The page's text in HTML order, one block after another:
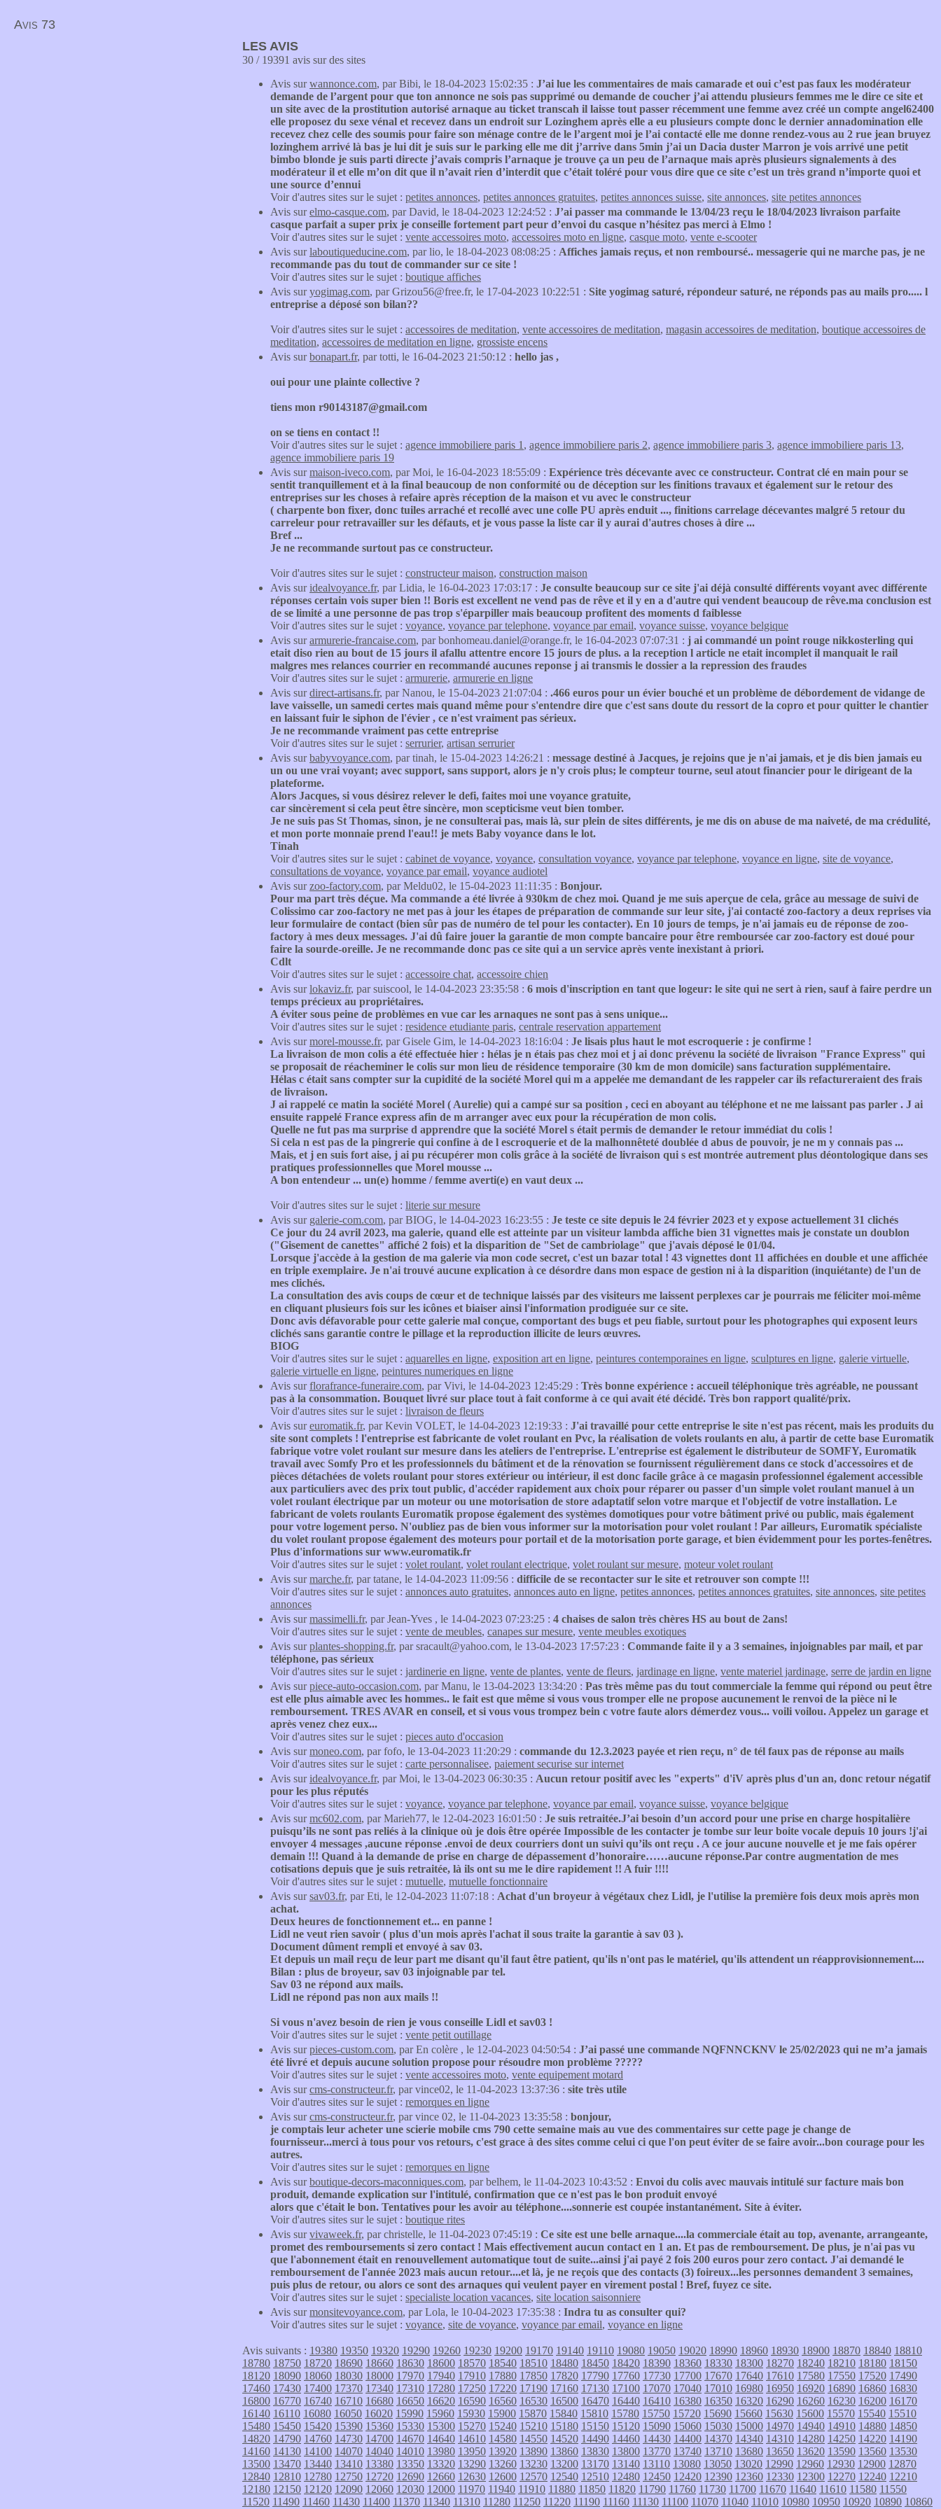
Avis 73
LES AVIS
30 / 19391 avis sur des sites
Avis surwannonce.com, par Bibi, le 18-04-2023 15:02:35 : J’ai lue les commentaires de mais camarade et oui c’est pas faux les modérateur
demande de l’argent pour que ton annonce ne sois pas supprimé ou demande de coucher j’ai attendu plusieurs femmes me le dire ce site et
un site avec de la prostitution autorisé arnaque au ticket transcah il laisse tout passer récemment une femme avez créé un compte angel62400
elle proposez du sexe vénal et recevez dans un endroit sur Lozinghem après elle a eu plusieurs compte donc le dernier annadomination elle
recevez chez celle des soumis pour faire son ménage contre de le l’argent moi je l’ai contacté elle me donne rendez-vous au 2 rue jean bruyez
lozinghem arrivé là bas je lui dit je suis sur le parking elle me dit j’arrive dans 5min j’ai un Dacia duster Marron je vois arrivé une petit
bimbo blonde je suis parti directe j’avais compris l’arnaque je trouve ça un peu de l’arnaque mais après plusieurs signalements à des
modérateur il et elle m’on dit que il n’avait rien d’interdit que c’était toléré pour vous dire que ce site c’est un très grand n’importe quoi et
une source d’ennui
Voir d'autres sites sur le sujet : petites annonces, petites annonces gratuites, petites annonces suisse, site annonces, site petites annonces
Avis surelmo-casque.com, par David, le 18-04-2023 12:24:52 : J’ai passer ma commande le 13/04/23 reçu le 18/04/2023 livraison parfaite
casque parfait a super prix je conseille fortement part peur d’envoi du casque n’hésitez pas merci à Elmo !
Voir d'autres sites sur le sujet : vente accessoires moto, accessoires moto en ligne, casque moto, vente e-scooter
Avis surlaboutiqueducine.com, par lio, le 18-04-2023 08:08:25 : Affiches jamais reçus, et non remboursé.. messagerie qui ne marche pas, je ne
recommande pas du tout de commander sur ce site !
Voir d'autres sites sur le sujet : boutique affiches
Avis suryogimag.com, par Grizou56@free.fr, le 17-04-2023 10:22:51 : Site yogimag saturé, répondeur saturé, ne réponds pas au mails pro..... l
entreprise a déposé son bilan??
Voir d'autres sites sur le sujet : accessoires de meditation, vente accessoires de meditation, magasin accessoires de meditation, boutique accessoires de
meditation, accessoires de meditation en ligne, grossiste encens
Avis surbonapart.fr, par totti, le 16-04-2023 21:50:12 : hello jas ,
oui pour une plainte collective ?
tiens mon r90143187@gmail.com
on se tiens en contact !!
Voir d'autres sites sur le sujet : agence immobiliere paris 1 , agence immobiliere paris 2, agence immobiliere paris 3, agence immobiliere paris 13,
agence immobiliere paris 19
Avis surmaison-iveco.com, par Moi, le 16-04-2023 18:55:09 : Expérience très décevante avec ce constructeur. Contrat clé en main pour se
sentit tranquillement et à la final beaucoup de non conformité ou de déception sur les finitions travaux et également sur le retour des
entreprises sur les choses à refaire après réception de la maison et vu avec le constructeur
( charpente bon fixer, donc tuiles arraché et recollé avec une colle PU après enduit ..., finitions carrelage décevantes malgré 5 retour du
carreleur pour retravailler sur les défauts, et je vous passe la liste car il y aurai d'autres choses à dire ...
Bref ...
Je ne recommande surtout pas ce constructeur.
Voir d'autres sites sur le sujet : constructeur maison, construction maison
Avis suridealvoyance.fr, par Lidia, le 16-04-2023 17:03:17 : Je consulte beaucoup sur ce site j'ai déjà consulté différents voyant avec différente
réponses certain vois super bien !! Boris est excellent ne vend pas de rêve et il y en a d'autre qui vendent beaucoup de rêve.ma conclusion est
de se limité a une personne de pas trop s'éparpiller mais beaucoup profitent des moments d faiblesse
Voir d'autres sites sur le sujet : voyance, voyance par telephone, voyance par email, voyance suisse, voyance belgique
Avis surarmurerie-francaise.com, par bonhomeau.daniel@orange.fr, le 16-04-2023 07:07:31 : j ai commandé un point rouge nikkosterling qui
etait diso rien au bout de 15 jours il afallu attentre encore 15 jours de plus. a la reception l article ne etait incomplet il manquait le rail
malgres mes relances courrier en recommandé aucunes reponse j ai transmis le dossier a la repression des fraudes
Voir d'autres sites sur le sujet : armurerie, armurerie en ligne
Avis surdirect-artisans.fr, par Nanou, le 15-04-2023 21:07:04 : .466 euros pour un évier bouché et un problème de débordement de vidange de
lave vaisselle, un samedi certes mais quand même pour s'entendre dire que c'est sans doute du ressort de la copro et pour quitter le chantier
en laissant fuir le siphon de l'évier , ce n'est vraiment pas sérieux.
Je ne recommande vraiment pas cette entreprise
Voir d'autres sites sur le sujet : serrurier, artisan serrurier
Avis surbabyvoyance.com, par tinah, le 15-04-2023 14:26:21 : message destiné à Jacques, je rejoins que je n'ai jamais, et je dis bien jamais eu
un ou une vrai voyant; avec support, sans support, alors je n'y crois plus; le compteur tourne, seul atout financier pour le dirigeant de la
plateforme.
Alors Jacques, si vous désirez relever le defi, faites moi une voyance gratuite,
car sincèrement si cela peut être sincère, mon scepticisme veut bien tomber.
Je ne suis pas St Thomas, sinon, je ne consulterai pas, mais là, sur plein de sites différents, je me dis on abuse de ma naiveté, de ma crédulité,
et mon porte monnaie prend l'eau!! je mets Baby voyance dans le lot.
Tinah
Voir d'autres sites sur le sujet : cabinet de voyance, voyance, consultation voyance, voyance par telephone, voyance en ligne, site de voyance,
consultations de voyance, voyance par email, voyance audiotel
Avis surzoo-factory.com, par Meldu02, le 15-04-2023 11:11:35 : Bonjour.
Pour ma part très déçue. Ma commande a été livrée à 930km de chez moi. Quand je me suis aperçue de cela, grâce au message de suivi de
Colissimo car zoo-factory ne met pas à jour les étapes de préparation de commande sur leur site, j'ai contacté zoo-factory a deux reprises via
leur formulaire de contact (bien sûr pas de numéro de tel pour les contacter). En 10 jours de temps, je n'ai jamais eu de réponse de zoo-
factory à mes deux messages. J'ai dû faire jouer la garantie de mon compte bancaire pour être remboursée car zoo-factory est doué pour
faire la sourde-oreille. Je ne recommande donc pas ce site qui a un service après vente inexistant à priori.
Cdlt
Voir d'autres sites sur le sujet : accessoire chat, accessoire chien
Avis surlokaviz.fr, par suiscool, le 14-04-2023 23:35:58 : 6 mois d'inscription en tant que logeur: le site qui ne sert à rien, sauf à faire perdre un
temps précieux au propriétaires.
A éviter sous peine de problèmes en vue car les arnaques ne sont pas à sens unique...
Voir d'autres sites sur le sujet : residence etudiante paris, centrale reservation appartement
Avis surmorel-mousse.fr, par Gisele Gim, le 14-04-2023 18:16:04 : Je lisais plus haut le mot escroquerie : je confirme !
La livraison de mon colis a été effectuée hier : hélas je n étais pas chez moi et j ai donc prévenu la société de livraison "France Express" qui
se proposait de réacheminer le colis sur mon lieu de résidence temporaire (30 km de mon domicile) sans facturation supplémentaire.
Hélas c était sans compter sur la cupidité de la société Morel qui m a appelée me demandant de les rappeler car ils refactureraient des frais
de livraison.
J ai rappelé ce matin la société Morel ( Aurelie) qui a campé sur sa position , ceci en aboyant au téléphone et ne me laissant pas parler . J ai
ensuite rappelé France express afin de m arranger avec eux pour la récupération de mon colis.
Quelle ne fut pas ma surprise d apprendre que la société Morel s était permis de demander le retour immédiat du colis !
Si cela n est pas de la pingrerie qui confine à de l escroquerie et de la malhonnêteté doublée d abus de pouvoir, je ne m y connais pas ...
Mais, et j en suis fort aise, j ai pu récupérer mon colis grâce à la société de livraison qui s est montrée autrement plus déontologique dans ses
pratiques professionnelles que Morel mousse ...
A bon entendeur ... un(e) homme / femme averti(e) en vaut deux ...
Voir d'autres sites sur le sujet : literie sur mesure
Avis sur galerie-com.com, par BIOG, le 14-04-2023 16:23:55 : Je teste ce site depuis le 24 février 2023 et y expose actuellement 31 clichés
Ce jour du 24 avril 2023, ma galerie, quand elle est atteinte par un visiteur lambda affiche bien 31 vignettes mais je constate un doublon
("Gisement de canettes" affiché 2 fois) et la disparition de "Set de cambriolage" que j'avais déposé le 01/04.
Lorsque j'accède à la gestion de ma galerie via mon code secret, c'est un bazar total ! 43 vignettes dont 11 affichées en double et une affichée
en triple exemplaire. Je n'ai trouvé aucune explication à ce désordre dans mon espace de gestion ni à la disparition (inquiétante) de l'un de
mes clichés.
La consultation des avis coups de cœur et de technique laissés par des visiteurs me laissent perplexes car je pourrais me féliciter moi-même
en cliquant plusieurs fois sur les icônes et biaiser ainsi l'information prodiguée sur ce site.
Donc avis défavorable pour cette galerie mal conçue, comportant des bugs et peu fiable, surtout pour les photographes qui exposent leurs
clichés sans garantie contre le pillage et la reproduction illicite de leurs œuvres.
BIOG
Voir d'autres sites sur le sujet : aquarelles en ligne, exposition art en ligne, peintures contemporaines en ligne, sculptures en ligne, galerie virtuelle,
galerie virtuelle en ligne, peintures numeriques en ligne
Avis surflorafrance-funeraire.com, par Vivi, le 14-04-2023 12:45:29 : Très bonne expérience : accueil téléphonique très agréable, ne poussant
pas à la consommation. Bouquet livré sur place tout à fait conforme à ce qui avait été décidé. Très bon rapport qualité/prix.
Voir d'autres sites sur le sujet : livraison de fleurs
Avis sureuromatik.fr, par Kevin VOLET, le 14-04-2023 12:19:33 : J'ai travaillé pour cette entreprise le site n'est pas récent, mais les produits du
site sont complets ! l'entreprise est fabricante de volet roulant en Pvc, la réalisation de volets roulants en alu, à partir de cette base Euromatik
fabrique votre volet roulant sur mesure dans les ateliers de l'entreprise. L'entreprise est également le distributeur de SOMFY, Euromatik
travail avec Somfy Pro et les professionnels du bâtiment et de la rénovation se fournissent régulièrement dans ce stock d'accessoires et de
pièces détachées de volets roulant pour stores extérieur ou intérieur, il est donc facile grâce à ce magasin professionnel également accessible
aux particuliers avec des prix tout public, d'accéder rapidement aux choix pour réparer ou passer d'un simple volet roulant manuel à un
volet roulant électrique par un moteur ou une motorisation de store adaptatif selon votre marque et l'objectif de votre installation. Le
fabricant de volets roulants Euromatik propose également des systèmes domotiques pour votre bâtiment privé ou public, mais également
pour votre logement perso. N'oubliez pas de bien vous informer sur la motorisation pour volet roulant ! Par ailleurs, Euromatik spécialiste
du volet roulant propose également des moteurs pour portail et de la motorisation porte garage, et bien évidemment pour les portes-fenêtres.
Plus d'informations sur www.euromatik.fr
Voir d'autres sites sur le sujet : volet roulant, volet roulant electrique, volet roulant sur mesure, moteur volet roulant
Avis surmarche.fr, par tatane, le 14-04-2023 11:09:56 : difficile de se recontacter sur le site et retrouver son compte !!!
Voir d'autres sites sur le sujet : annonces auto gratuites, annonces auto en ligne, petites annonces, petites annonces gratuites, site annonces, site petites
annonces
Avis surmassimelli.fr, par Jean-Yves , le 14-04-2023 07:23:25 : 4 chaises de salon très chères HS au bout de 2ans!
Voir d'autres sites sur le sujet : vente de meubles, canapes sur mesure, vente meubles exotiques
Avis surplantes-shopping.fr, par sracault@yahoo.com, le 13-04-2023 17:57:23 : Commande faite il y a 3 semaines, injoignables par mail, et par
téléphone, pas sérieux
Voir d'autres sites sur le sujet : jardinerie en ligne, vente de plantes, vente de fleurs, jardinage en ligne, vente materiel jardinage, serre de jardin en ligne
Avis surpiece-auto-occasion.com, par Manu, le 13-04-2023 13:34:20 : Pas très même pas du tout commerciale la femme qui répond ou peut être
est elle plus aimable avec les hommes.. le fait est que même si vous vous tromper elle ne propose aucunement le renvoi de la pièce ni le
remboursement. TRES AVAR en conseil, et si vous vous trompez bein c votre faute alors démerdez vous... voili voilou. Appelez un garage et
après venez chez eux...
Voir d'autres sites sur le sujet : pieces auto d'occasion
Avis surmoneo.com, par fofo, le 13-04-2023 11:20:29 : commande du 12.3.2023 payée et rien reçu, n° de tél faux pas de réponse au mails
Voir d'autres sites sur le sujet : carte personnalisee, paiement securise sur internet
Avis suridealvoyance.fr, par Moi, le 13-04-2023 06:30:35 : Aucun retour positif avec les "experts" d'iV après plus d'un an, donc retour négatif
pour les plus réputés
Voir d'autres sites sur le sujet : voyance, voyance par telephone, voyance par email, voyance suisse, voyance belgique
Avis surmc602.com, par Marieh77, le 12-04-2023 16:01:50 : Je suis retraitée.J’ai besoin d’un accord pour une prise en charge hospitalière
puisqu’ils ne sont pas reliés à la clinique où je dois être opérée Impossible de les contacter je tombe sur leur boite vocale depuis 10 jours !j'ai
envoyer 4 messages ,aucune réponse .envoi de deux courriers dont un suivi qu’ils ont reçu . A ce jour aucune nouvelle et je me fais opérer
demain !!! Quand à la demande de prise en charge de dépassement d’honoraire……aucune réponse.Par contre augmentation de mes
cotisations depuis que je suis retraitée, là ils ont su me le dire rapidement !! A fuir !!!!
Voir d'autres sites sur le sujet : mutuelle, mutuelle fonctionnaire
Avis sursav03.fr, par Eti, le 12-04-2023 11:07:18 : Achat d'un broyeur à végétaux chez Lidl, je l'utilise la première fois deux mois après mon
achat.
Deux heures de fonctionnement et... en panne !
Lidl ne veut rien savoir ( plus d'un mois après l'achat il sous traite la garantie à sav 03 ).
Document dûment rempli et envoyé à sav 03.
Et depuis un mail reçu de leur part me disant qu'il faut être patient, qu'ils n'ont pas le matériel, qu'ils attendent un réapprovisionnement....
Bilan : plus de broyeur, sav 03 injoignable par tel.
Sav 03 ne répond aux mails.
Lidl ne répond pas non aux mails !!
Si vous n'avez besoin de rien je vous conseille Lidl et sav03 !
Voir d'autres sites sur le sujet : vente petit outillage
Avis surpieces-custom.com, par En colère , le 12-04-2023 04:50:54 : J’ai passé une commande NQFNNCKNV le 25/02/2023 qui ne m’a jamais
été livré et depuis aucune solution propose pour résoudre mon problème ?????
Voir d'autres sites sur le sujet : vente accessoires moto, vente equipement motard
Avis surcms-constructeur.fr, par vince02, le 11-04-2023 13:37:36 : site très utile
Voir d'autres sites sur le sujet : remorques en ligne
Avis surcms-constructeur.fr, par vince 02, le 11-04-2023 13:35:58 : bonjour,
je comptais leur acheter une scierie mobile cms 790 cette semaine mais au vue des commentaires sur cette page je change de
fournisseur...merci à tous pour vos retours, c'est grace à des sites comme celui ci que l'on peut éviter de se faire avoir...bon courage pour les
autres.
Voir d'autres sites sur le sujet : remorques en ligne
Avis surboutique-decors-maconniques.com, par belhem, le 11-04-2023 10:43:52 : Envoi du colis avec mauvais intitulé sur facture mais bon
produit, demande explication sur l'intitulé, confirmation que ce n'est pas le bon produit envoyé
alors que c'était le bon. Tentatives pour les avoir au téléphone....sonnerie est coupée instantanément. Site à éviter.
Voir d'autres sites sur le sujet : boutique rites
Avis survivaweek.fr, par christelle, le 11-04-2023 07:45:19 : Ce site est une belle arnaque....la commerciale était au top, avenante, arrangeante,
promet des remboursements si zero contact ! Mais effectivement aucun contact en 1 an. Et pas de remboursement. De plus, je n'ai pas vu
que l'abonnement était en renouvellement automatique tout de suite...ainsi j'ai payé 2 fois 200 euros pour zero contact. J'ai demandé le
remboursement de l'année 2023 mais aucun retour....et là, je ne reçois que des contacts (3) foireux...les personnes demandent 3 semaines,
puis plus de retour, ou alors ce sont des arnaques qui veulent payer en virement postal ! Bref, fuyez ce site.
Voir d'autres sites sur le sujet : specialiste location vacances, site location saisonniere
Avis surmonsitevoyance.com, par Lola, le 10-04-2023 17:35:38 : Indra tu as consulter qui?
Voir d'autres sites sur le sujet : voyance, site de voyance, voyance par email, voyance en ligne
Avis suivants : 19380 19350 19320 19290 19260 19230 19200 19170 19140 19110 19080 19050 19020 18990 18960 18930 18900 18870 18840 18810
18780 18750 18720 18690 18660 18630 18600 18570 18540 18510 18480 18450 18420 18390 18360 18330 18300 18270 18240 18210 18180 18150
18120 18090 18060 18030 18000 17970 17940 17910 17880 17850 17820 17790 17760 17730 17700 17670 17640 17610 17580 17550 17520 17490
17460 17430 17400 17370 17340 17310 17280 17250 17220 17190 17160 17130 17100 17070 17040 17010 16980 16950 16920 16890 16860 16830
16800 16770 16740 16710 16680 16650 16620 16590 16560 16530 16500 16470 16440 16410 16380 16350 16320 16290 16260 16230 16200 16170
16140 16110 16080 16050 16020 15990 15960 15930 15900 15870 15840 15810 15780 15750 15720 15690 15660 15630 15600 15570 15540 15510
15480 15450 15420 15390 15360 15330 15300 15270 15240 15210 15180 15150 15120 15090 15060 15030 15000 14970 14940 14910 14880 14850
14820 14790 14760 14730 14700 14670 14640 14610 14580 14550 14520 14490 14460 14430 14400 14370 14340 14310 14280 14250 14220 14190
14160 14130 14100 14070 14040 14010 13980 13950 13920 13890 13860 13830 13800 13770 13740 13710 13680 13650 13620 13590 13560 13530
13500 13470 13440 13410 13380 13350 13320 13290 13260 13230 13200 13170 13140 13110 13080 13050 13020 12990 12960 12930 12900 12870
12840 12810 12780 12750 12720 12690 12660 12630 12600 12570 12540 12510 12480 12450 12420 12390 12360 12330 12300 12270 12240 12210
12180 12150 12120 12090 12060 12030 12000 11970 11940 11910 11880 11850 11820 11790 11760 11730 11700 11670 11640 11610 11580 11550
11520 11490 11460 11430 11400 11370 11340 11310 11280 11250 11220 11190 11160 11130 11100 11070 11040 11010 10980 10950 10920 10890 10860